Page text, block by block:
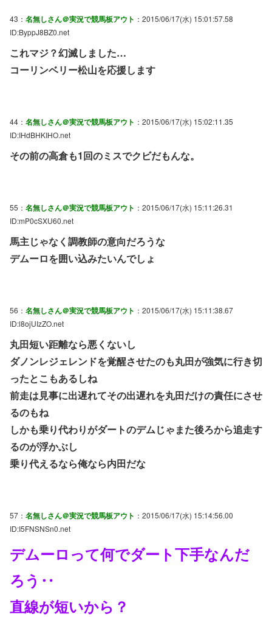
43： 名無しさん＠実況で競馬板アウト ：2015/06/17(水) 15:01:57.58
ID:ByppJ8BZ0.net
これマジ？幻滅しました…
コーリンベリー松山を応援します
44： 名無しさん＠実況で競馬板アウト ：2015/06/17(水) 15:02:11.35
ID:IHdBHKIHO.net
その前の高倉も1回のミスでクビだもんな。
55： 名無しさん＠実況で競馬板アウト ：2015/06/17(水) 15:11:26.31
ID:mP0cSXU60.net
馬主じゃなく調教師の意向だろうな
デムーロを囲い込みたいんでしょ
56： 名無しさん＠実況で競馬板アウト ：2015/06/17(水) 15:11:38.67
ID:l8ojUIzZO.net
丸田短い距離なら悪くないし
ダノンレジェレンドを覚醒させたのも丸田が強気に行き切
ったとこもあるしね
前走は見事に出遅れてその出遅れを丸田だけの責任にさせ
るのもね
しかも乗り代わりがダートのデムじゃまた後ろから追走す
るのが浮かぶし
乗り代えるなら俺なら内田だな
57： 名無しさん＠実況で競馬板アウト ：2015/06/17(水) 15:14:56.00
ID:I5FNSNSn0.net
デムーロって何でダート下手なんだ
ろう‥
直線が短いから？